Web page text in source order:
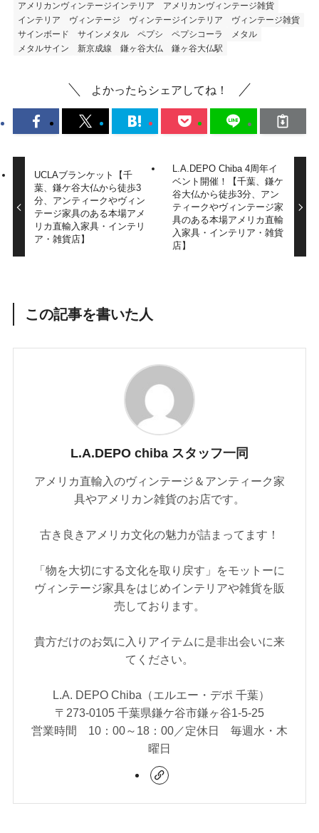
アメリカンヴィンテージインテリア
アメリカンヴィンテージ雑貨
インテリア
ヴィンテージ ヴィンテージインテリア
ヴィンテージ雑貨
サインボード
サインメタル ペプシ ペプシコーラ
メタル
メタルサイン
新京成線 鎌ヶ谷大仏 鎌ヶ谷大仏駅
よかったらシェアしてね！
UCLAブランケット【千
葉、鎌ケ谷大仏から徒歩3
分、アンティークやヴィン
テージ家具のある本場アメ
リカ直輸入家具・インテリ
ア・雑貨店】
L.A.DEPO Chiba 4周年イ
ベント開催！【千葉、鎌ケ
谷大仏から徒歩3分、アン
ティークやヴィンテージ家
具のある本場アメリカ直輸
入家具・インテリア・雑貨
店】
この記事を書いた人
L.A.DEPO chiba スタッフ一同
アメリカ直輸入のヴィンテージ＆アンティーク家
具やアメリカン雑貨のお店です。
古き良きアメリカ文化の魅力が詰まってます！
「物を大切にする文化を取り戻す」をモットーに
ヴィンテージ家具をはじめインテリアや雑貨を販
売しております。
貴方だけのお気に入りアイテムに是非出会いに来
てください。
L.A. DEPO Chiba（エルエー・デポ 千葉）
〒273-0105 千葉県鎌ケ谷市鎌ヶ谷1-5-25
営業時間 10：00～18：00／定休日 毎週水・木
曜日